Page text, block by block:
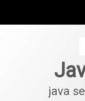
일 립
java